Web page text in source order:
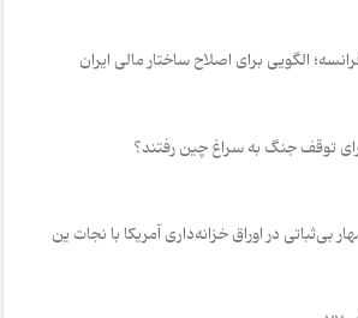
الگویی برای اصلاح ساختار مالی ایران
توقف جنگ به سراغ چین رفتند؟
بی‌ثباتی در اوراق خزانه‌داری آمریکا با نجات ین